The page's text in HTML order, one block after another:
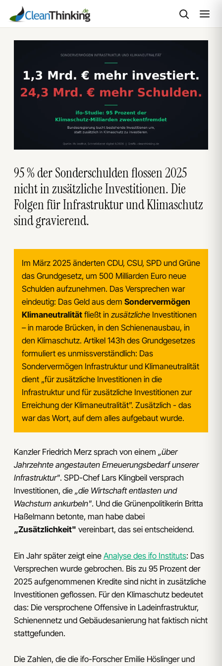
95 % der Sonderschulden flossen 2025
nicht in zusätzliche Investitionen. Die
Folgen für Infrastruktur und Klimaschutz
sind gravierend.
Im März 2025 änderten CDU, CSU, SPD und Grüne
das Grundgesetz, um 500 Milliarden Euro neue
Schulden aufzunehmen. Das Versprechen war
eindeutig: Das Geld aus dem Sondervermögen
Klimaneutralitätfließt in zusätzlicheInvestitionen
– in marode Brücken, in den Schienenausbau, in
den Klimaschutz. Artikel 143h des Grundgesetzes
formuliert es unmissverständlich: Das
Sondervermögen Infrastruktur und Klimaneutralität
dient „für zusätzliche Investitionen in die
Infrastruktur und für zusätzliche Investitionen zur
Erreichung der Klimaneutralität”. Zusätzlich - das
war das Wort, auf dem alles aufgebaut wurde.
Kanzler Friedrich Merz sprach von einem „über
Jahrzehnte angestauten Erneuerungsbedarf unserer
Infrastruktur". SPD-Chef Lars Klingbeil versprach
Investitionen, die „die Wirtschaft entlasten und
Wachstum ankurbeln". Und die Grünenpolitikerin Britta
Haßelmann betonte, man habe dabei
„Zusätzlichkeit" vereinbart, das sei entscheidend.
Ein Jahr später zeigt eine Analyse des ifo Instituts: Das
Versprechen wurde gebrochen. Bis zu 95 Prozent der
2025 aufgenommenen Kredite sind nicht in zusätzliche
Investitionen geflossen. Für den Klimaschutz bedeutet
das: Die versprochene Offensive in Ladeinfrastruktur,
Schienennetz und Gebäudesanierung hat faktisch nicht
stattgefunden.
Die Zahlen, die die ifo-Forscher Emilie Höslinger und